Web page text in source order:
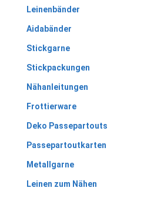
Leinenbänder
Aidabänder
Stickgarne
Stickpackungen
Nähanleitungen
Frottierware
Deko Passepartouts
Passepartoutkarten
Metallgarne
Leinen zum Nähen